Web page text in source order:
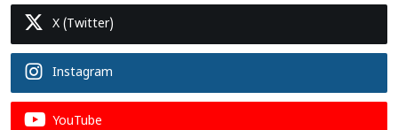
X (Twitter)
Instagram
YouTube